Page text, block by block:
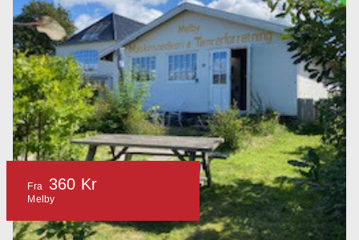
Fra 360 Kr
Melby